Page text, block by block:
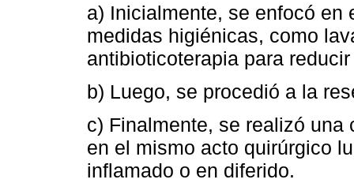
a) Inicialmente, se enfocó en
medidas higiénicas, como
antibioticoterapia para
b) Luego, se procedió a la
c) Finalmente, se realizó
en el mismo acto quirúrgico
inflamado o en diferido.